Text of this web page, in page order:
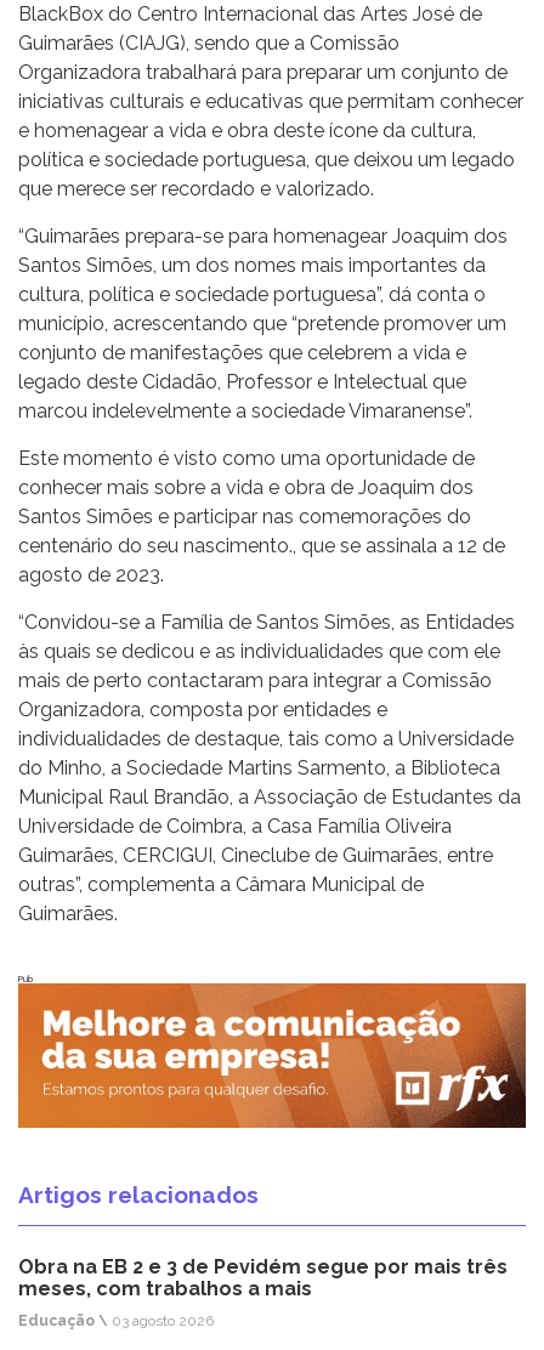
BlackBox do Centro Internacional das Artes José de
Guimarães (CIAJG), sendo que a Comissão
Organizadora trabalhará para preparar um conjunto de
iniciativas culturais e educativas que permitam conhecer
e homenagear a vida e obra deste ícone da cultura,
política e sociedade portuguesa, que deixou um legado
que merece ser recordado e valorizado.
“Guimarães prepara-se para homenagear Joaquim dos
Santos Simões, um dos nomes mais importantes da
cultura, política e sociedade portuguesa”, dá conta o
município, acrescentando que “pretende promover um
conjunto de manifestações que celebrem a vida e
legado deste Cidadão, Professor e Intelectual que
marcou indelevelmente a sociedade Vimaranense”.
Este momento é visto como uma oportunidade de
conhecer mais sobre a vida e obra de Joaquim dos
Santos Simões e participar nas comemorações do
centenário do seu nascimento., que se assinala a 12 de
agosto de 2023.
“Convidou-se a Família de Santos Simões, as Entidades
às quais se dedicou e as individualidades que com ele
mais de perto contactaram para integrar a Comissão
Organizadora, composta por entidades e
individualidades de destaque, tais como a Universidade
do Minho, a Sociedade Martins Sarmento, a Biblioteca
Municipal Raul Brandão, a Associação de Estudantes da
Universidade de Coimbra, a Casa Família Oliveira
Guimarães, CERCIGUI, Cineclube de Guimarães, entre
outras”, complementa a Câmara Municipal de
Guimarães.
Pub
Artigos relacionados
Obra na EB 2 e 3 de Pevidém segue por mais três
meses, com trabalhos a mais
Educação \ 03 agosto 2026